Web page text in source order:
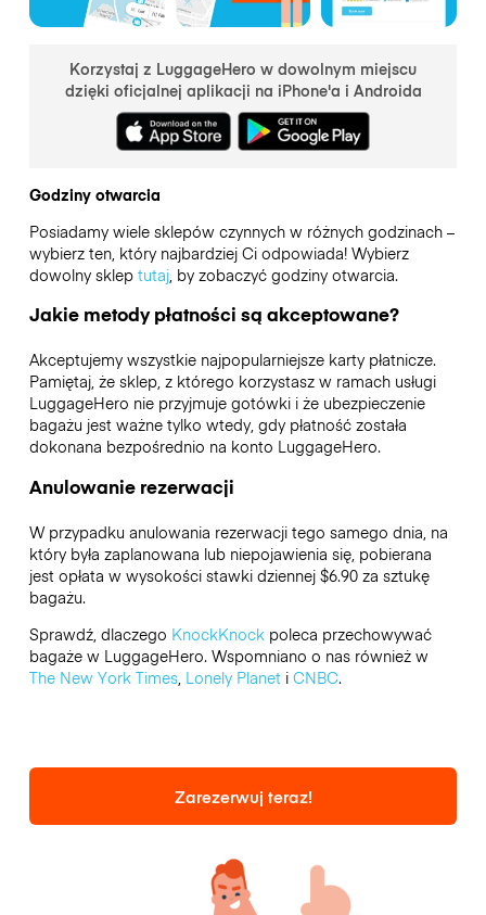
Korzystaj z LuggageHero w dowolnym miejscu
dzięki oficjalnej aplikacji na iPhone'a i Androida
Godziny otwarcia
Posiadamy wiele sklepów czynnych w różnych godzinach –
wybierz ten, który najbardziej Ci odpowiada! Wybierz
dowolny sklep tutaj, by zobaczyć godziny otwarcia.
Jakie metody płatności są akceptowane?
Akceptujemy wszystkie najpopularniejsze karty płatnicze.
Pamiętaj, że sklep, z którego korzystasz w ramach usługi
LuggageHero nie przyjmuje gotówki i że ubezpieczenie
bagażu jest ważne tylko wtedy, gdy płatność została
dokonana bezpośrednio na konto LuggageHero.
Anulowanie rezerwacji
W przypadku anulowania rezerwacji tego samego dnia, na
który była zaplanowana lub niepojawienia się, pobierana
jest opłata w wysokości stawki dziennej $6.90 za sztukę
bagażu.
Sprawdź, dlaczego KnockKnockpoleca przechowywać
bagaże w LuggageHero. Wspomniano o nas również w
The New York Times, Lonely Planeti CNBC.
Zarezerwuj teraz!